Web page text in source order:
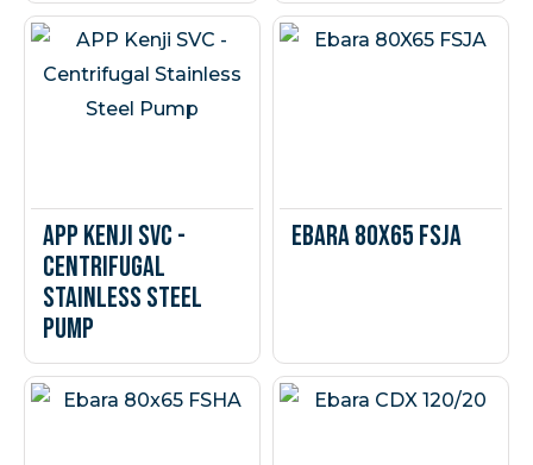
APP Kenji SVC -
Centrifugal
Stainless Steel
Pump
Ebara 80X65 FSJA